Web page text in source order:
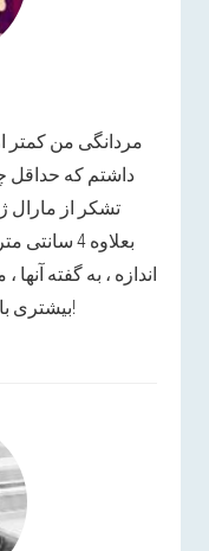
مردانگی من
داشتم که حداقل
تشکر از مارال
بعلاوه 4
اندازه ، به گفته
بیشتری با من رابطه جنسی برقرار کرده است!